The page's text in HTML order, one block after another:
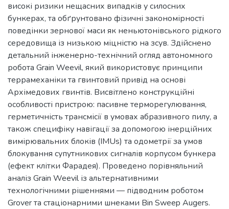
високі ризики нещасних випадків у силосних
бункерах, та обґрунтовано фізичні закономірності
поведінки зернової маси як неньютонівського рідкого
середовища із низькою міцністю на зсув. Здійснено
детальний інженерно-технічний огляд автономного
робота Grain Weevil, який використовує принципи
террамеханіки та гвинтовий привід на основі
Архімедових гвинтів. Висвітлено конструкційні
особливості пристрою: пасивне терморегулювання,
герметичність трансмісії в умовах абразивного пилу, а
також специфіку навігації за допомогою інерційних
вимірювальних блоків (IMUs) та одометрії за умов
блокування супутникових сигналів корпусом бункера
(ефект клітки Фарадея). Проведено порівняльний
аналіз Grain Weevil із альтернативними
технологічними рішеннями — підводним роботом
Grover та стаціонарними шнеками Bin Sweep Augers.